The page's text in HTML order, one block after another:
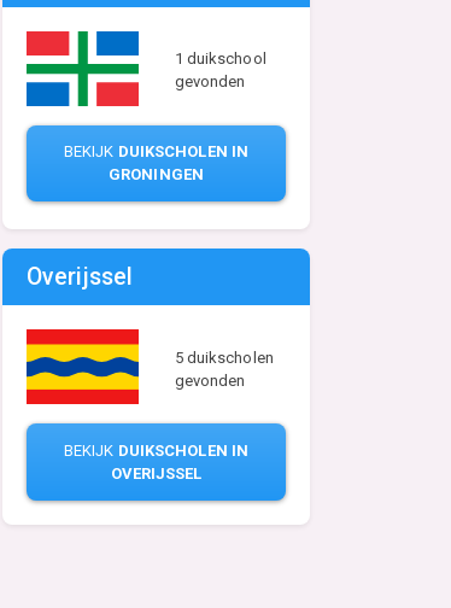
1 duikschool
gevonden
BEKIJK DUIKSCHOLEN IN
GRONINGEN
Overijssel
5 duikscholen
gevonden
BEKIJK DUIKSCHOLEN IN
OVERIJSSEL